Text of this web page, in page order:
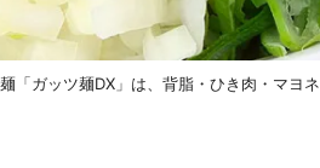
「ガッツ麺DX」は、背脂・ひき肉・マヨ